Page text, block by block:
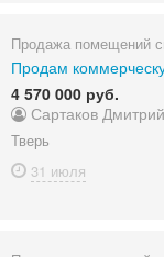
Продажа помещений
Продам
4 570 000 руб.
Сартаков Дмитрий
Тверь
31 июля